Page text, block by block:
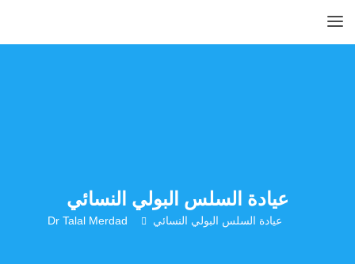
عيادة السلس البولي النسائي
Dr Talal Merdad عيادة السلس البولي النسائي